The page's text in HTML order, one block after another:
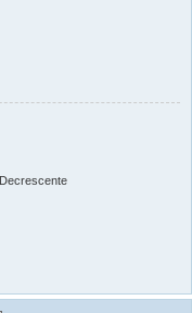
Decrescente